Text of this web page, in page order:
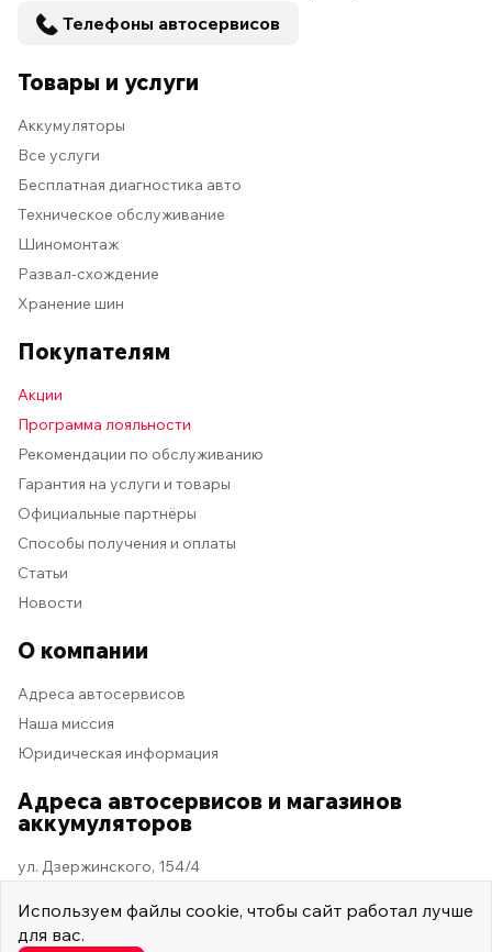
Телефоны автосервисов
Товары и услуги
Аккумуляторы
Все услуги
Бесплатная диагностика авто
Техническое обслуживание
Шиномонтаж
Развал-схождение
Хранение шин
Покупателям
Акции
Программа лояльности
Рекомендации по обслуживанию
Гарантия на услуги и товары
Официальные партнёры
Способы получения и оплаты
Статьи
Новости
О компании
Адреса автосервисов
Наша миссия
Юридическая информация
Адреса автосервисов и магазинов
аккумуляторов
ул. Дзержинского, 154/4
Используем файлы cookie, чтобы сайт работал лучше
для вас.